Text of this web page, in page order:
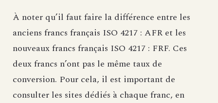
À noter qu’il faut faire la différence entre les
anciens francs français ISO 4217 : AFR et les
nouveaux francs français ISO 4217 : FRF. Ces
deux francs n’ont pas le même taux de
conversion. Pour cela, il est important de
consulter les sites dédiés à chaque franc, en